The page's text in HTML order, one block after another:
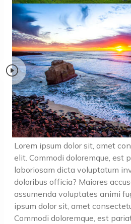
Lorem ipsum dolor sit, amet
elit. Commodi doloremque, est
laboriosam dicta voluptatum
doloribus officia? Maiores
assumenda voluptates animi
ipsum dolor sit, amet
Commodi doloremque, est